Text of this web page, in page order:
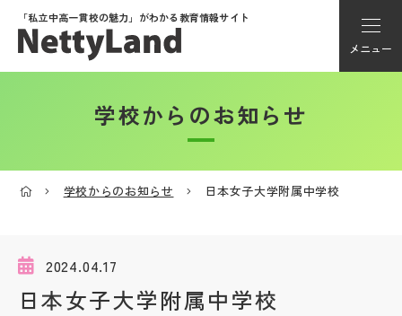
「私立中高一貫校の魅力」がわかる教育情報サイト
メニュー
アカウント登録
学校選び
学校からのお知らせ
学校からのお知らせ 日本女子大学附属中学校
2024.04.17
日本女子大学附属中学校